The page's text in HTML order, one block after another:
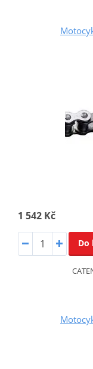
1 542 Kč
Do